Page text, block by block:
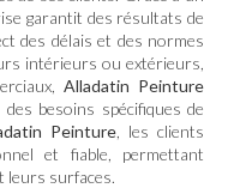
garantit des résultats de
des délais et des normes
intérieurs ou extérieurs,
Alladatin Peinture
besoins spécifiques de
Peinture , les clients
et fiable, permettant
leurs surfaces.